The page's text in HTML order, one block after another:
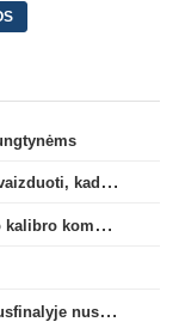
M. Capanas: „Prieš pusmetį negalėjau net įsivaizduoti, kad žaisime prieš „Hajduk“
A. Skerla prieš dvikovą su „Hajduk“: „Tai kito kalibro komanda“
Persvaros neišsaugojusi „Gintra“ atrankos pusfinalyje nusileido Škotijos čempionėms